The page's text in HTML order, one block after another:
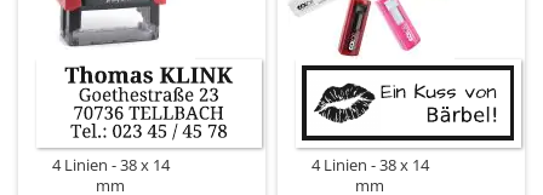
4 Linien
38 x 14
mm
4 Linien
38 x 14
mm